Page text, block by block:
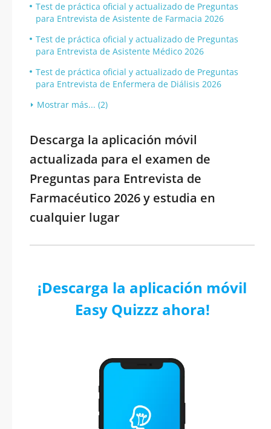
Test de práctica oficial y actualizado de Preguntas
para Entrevista de Asistente de Farmacia 2026
Test de práctica oficial y actualizado de Preguntas
para Entrevista de Asistente Médico 2026
Test de práctica oficial y actualizado de Preguntas
para Entrevista de Enfermera de Diálisis 2026
Mostrar más... (2)
Descarga la aplicación móvil
actualizada para el examen de
Preguntas para Entrevista de
Farmacéutico 2026 y estudia en
cualquier lugar
¡Descarga la aplicación móvil
Easy Quizzz ahora!